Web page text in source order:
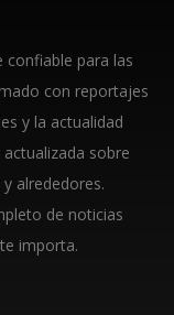
confiable para las
con reportajes
y la actualidad
sobre
alrededores.
de noticias
importa.